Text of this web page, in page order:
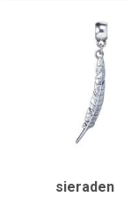
sieraden